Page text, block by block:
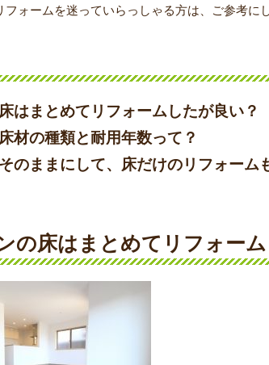
フォームを迷っていらっしゃる方は、ご参考に
はまとめてリフォームしたが良い？
材の種類と耐用年数って？
のままにして、床だけのリフォーム
の床はまとめてリフォー